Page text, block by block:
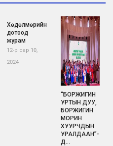
Хөдөлмөрийн
дотоод
журам
12-р сар 10,
2024
“БОРЖИГИН
УРТЫН ДУУ,
БОРЖИГИН
МОРИН
ХУУРЧДЫН
УРАЛДААН”-
Д...